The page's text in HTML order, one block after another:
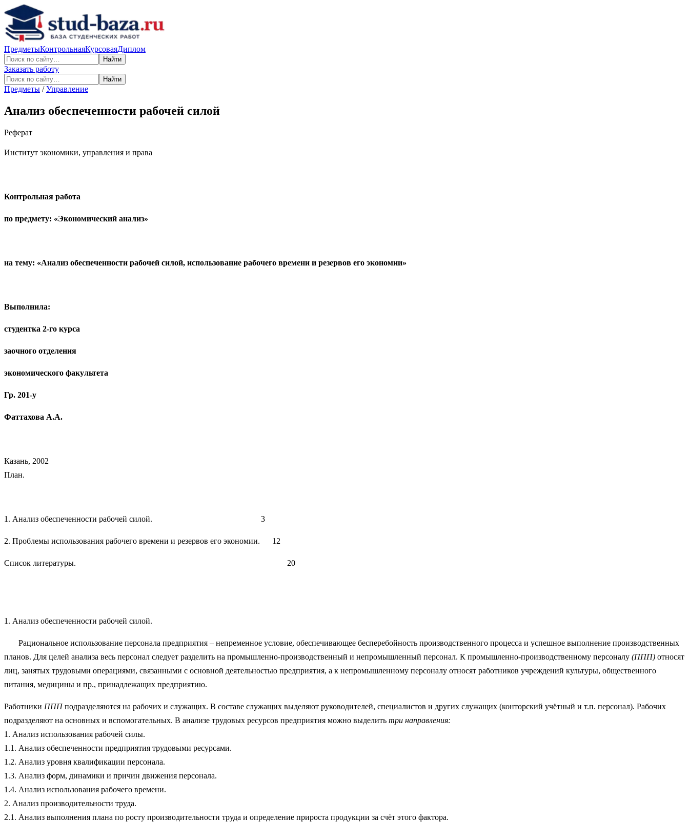
ПредметыКонтрольнаяКурсоваяДиплом
Найти
Заказать работу
Найти
Предметы /Управление
Анализ обеспеченности рабочей силой
Реферат
Институт экономики, управления и права
Контрольная работа
по предмету: «Экономический анализ»
на тему: «Анализ обеспеченности рабочей силой, использование рабочего времени и резервов его экономии»
Выполнила:
студентка 2-го курса
заочного отделения
экономического факультета
Гр. 201-у
Фаттахова А.А.
Казань, 2002
План.
1. Анализ обеспеченности рабочей силой. 3
2. Проблемы использования рабочего времени и резервов его экономии. 12
Список литературы. 20
1. Анализ обеспеченности рабочей силой.
Рациональное использование персонала предприятия – непременное условие, обеспечивающее бесперебойность производственного процесса и успешное выполнение производственных
планов. Для целей анализа весь персонал следует разделить на промышленно-производственный и непромышленный персонал. К промышленно-производственному персоналу (ППП) относят
лиц, занятых трудовыми операциями, связанными с основной деятельностью предприятия, а к непромышленному персоналу относят работников учреждений культуры, общественного
питания, медицины и пр., принадлежащих предприятию.
Работники ПППподразделяются на рабочих и служащих. В составе служащих выделяют руководителей, специалистов и других служащих (конторский учётный и т.п. персонал). Рабочих
подразделяют на основных и вспомогательных. В анализе трудовых ресурсов предприятия можно выделить три направления:
1. Анализ использования рабочей силы.
1.1. Анализ обеспеченности предприятия трудовыми ресурсами.
1.2. Анализ уровня квалификации персонала.
1.3. Анализ форм, динамики и причин движения персонала.
1.4. Анализ использования рабочего времени.
2. Анализ производительности труда.
2.1. Анализ выполнения плана по росту производительности труда и определение прироста продукции за счёт этого фактора.